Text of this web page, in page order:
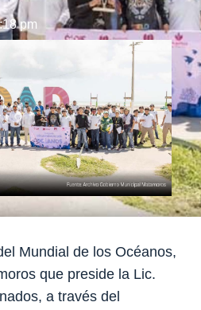
pm
Mundial de los Océanos,
que preside la Lic.
a través del